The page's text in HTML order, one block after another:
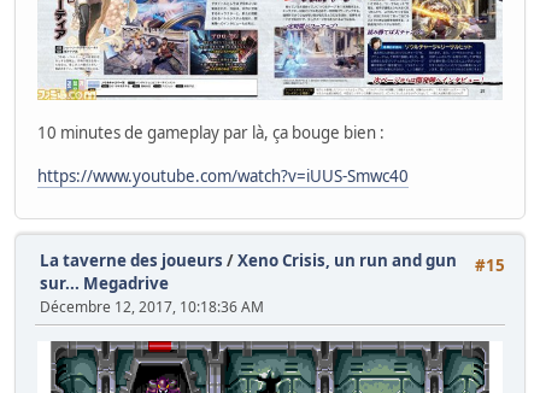
10 minutes de gameplay par là, ça bouge bien :
https://www.youtube.com/watch?v=iUUS-Smwc40
#15
La taverne des joueurs /Xeno Crisis, un run and gun
sur... Megadrive
Décembre 12, 2017, 10:18:36 AM